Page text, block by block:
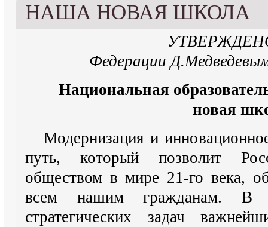
НАША НОВАЯ ШКОЛА
УТВЕРЖДЕНО
Федерации
Национальная
новая
Модернизация и
путь, который позволит
обществом в мире 21-го века,
всем нашим гражданам. В
стратегических задач